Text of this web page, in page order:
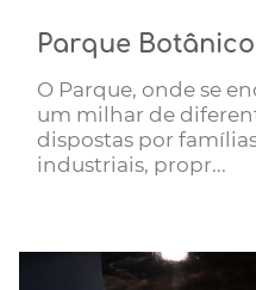
Parque
O Parque, onde se
um milhar de
dispostas por
industriais, propr...